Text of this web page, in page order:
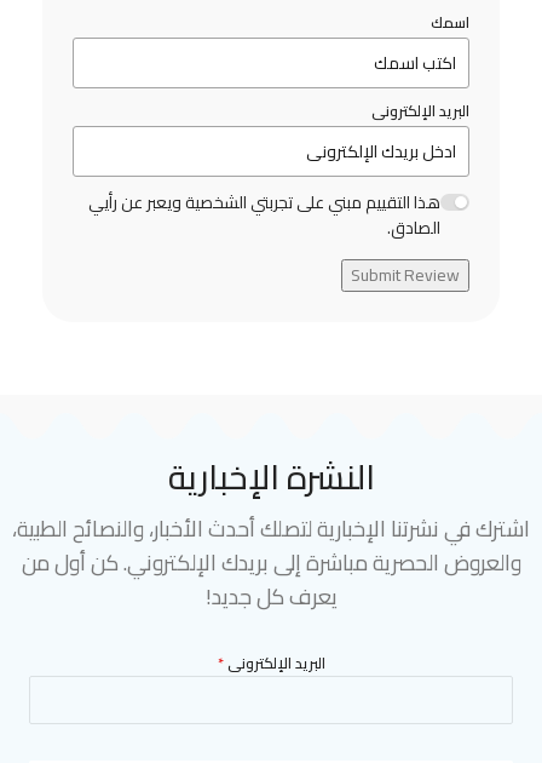
اسمك
البريد الإلكترونى
هذا التقييم مبني على تجربتي الشخصية ويعبر عن رأيي
الصادق.
Submit Review
النشرة الإخبارية
اشترك في نشرتنا الإخبارية لتصلك أحدث الأخبار، والنصائح الطبية،
والعروض الحصرية مباشرة إلى بريدك الإلكتروني. كن أول من
يعرف كل جديد!
البريد الإلكترونى*